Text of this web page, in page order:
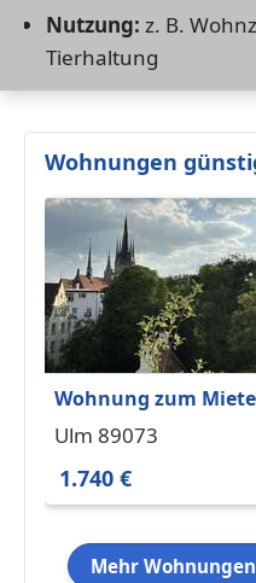
Nutzung: z. B.
Tierhaltung
Wohnungen
Wohnung zum
in Ulm 1.740 € 119 m²
Ulm 89073
1.740 €
Mehr